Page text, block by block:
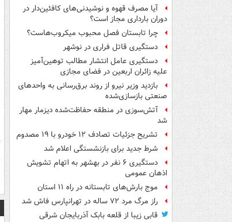
آیا مصرف قهوه و نوشیدنی‌های کافئین‌دار در
دوران بارداری مجاز است؟
چرا تابستان فصل محبوب میکروب‌هاست؟
دستگیری قاتل فراری در نوشهر
دستگیری عامل انتشار مطالب توهین‌آمیز
علیه زائران اربعین در فضای مجازی
بازدید وزیر نیرو از روند برق‌رسانی به واحدهای
صنعتی بازسازی‌شده
آتش‌سوزی در منطقه حفاظت‌شده دیزمار مهار
شد
تشریح جزئیات تصادف ۱۲ خودرو با ۱۹ مصدوم
شرط جدید برای بازنشستگی اعلام شد
دستگیری ۶ نفر در بهشهر به اتهام تشویش
اذهان عمومی
موج بارش‌های تابستانه در راه ۱۱ استان
راز مرگ مرد ۷۲ ساله در تهرانپارس فاش شد
قابی زیبا از قلعه بابک آذربایجان شرقی